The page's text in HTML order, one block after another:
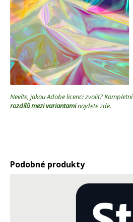
Nevíte, jakou Adobe licenci zvolit? Kompletní
rozdílů mezi variantaminajdete zde.
Podobné produkty